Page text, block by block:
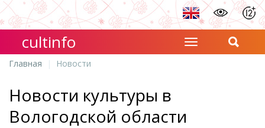
cultinfo
Главная Новости
Новости культуры в
Вологодской области